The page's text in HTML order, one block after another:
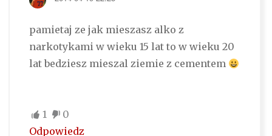
pamietaj ze jak mieszasz alko z
narkotykami w wieku 15 lat to w wieku 20
lat bedziesz mieszal ziemie z cementem
1
0
Odpowiedz